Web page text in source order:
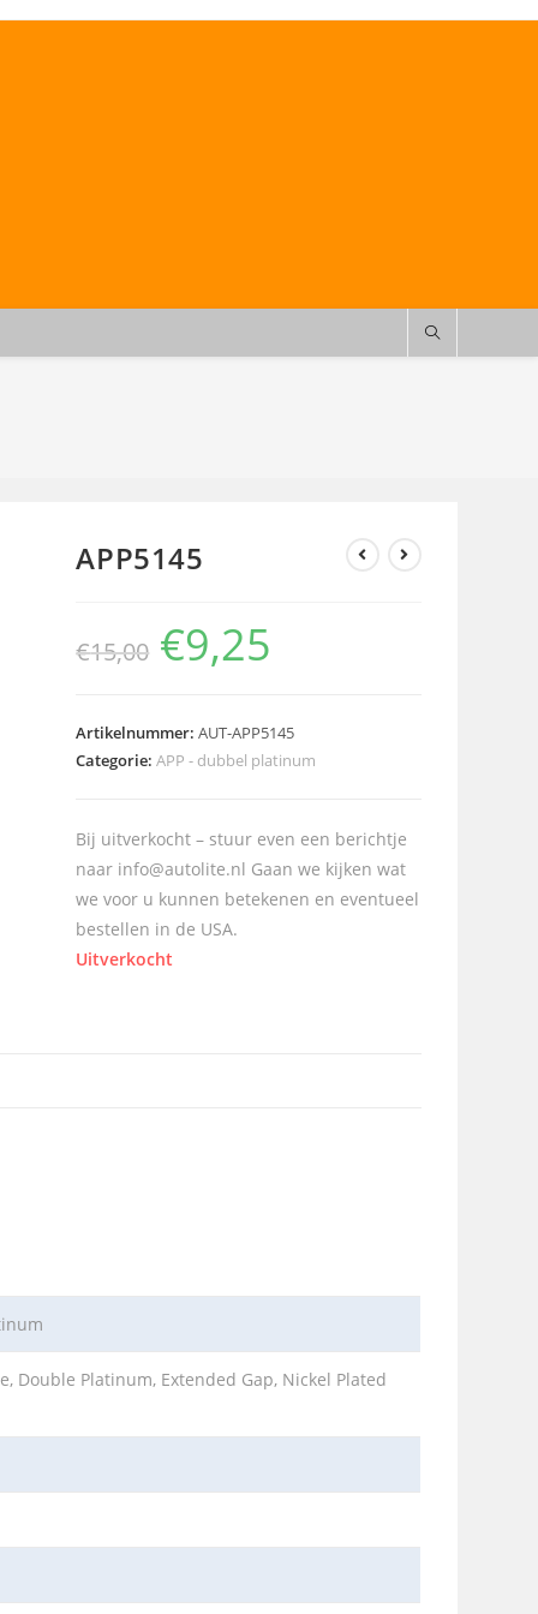
APP5145
€15,00 €9,25
Artikelnummer:AUT-APP5145
Categorie:APP - dubbel platinum
Bij uitverkocht – stuur even een berichtje
naar info@autolite.nl Gaan we kijken wat
we voor u kunnen betekenen en eventueel
bestellen in de USA.
Uitverkocht
Double Platinum, Extended Gap, Nickel Plated